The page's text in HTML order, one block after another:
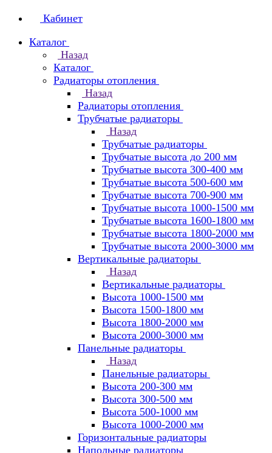
Кабинет
Каталог
Назад
Каталог
Радиаторы отопления
Назад
Радиаторы отопления
Трубчатые радиаторы
Назад
Трубчатые радиаторы
Трубчатые высота до 200 мм
Трубчатые высота 300-400 мм
Трубчатые высота 500-600 мм
Трубчатые высота 700-900 мм
Трубчатые высота 1000-1500 мм
Трубчатые высота 1600-1800 мм
Трубчатые высота 1800-2000 мм
Трубчатые высота 2000-3000 мм
Вертикальные радиаторы
Назад
Вертикальные радиаторы
Высота 1000-1500 мм
Высота 1500-1800 мм
Высота 1800-2000 мм
Высота 2000-3000 мм
Панельные радиаторы
Назад
Панельные радиаторы
Высота 200-300 мм
Высота 300-500 мм
Высота 500-1000 мм
Высота 1000-2000 мм
Горизонтальные радиаторы
Напольные радиаторы